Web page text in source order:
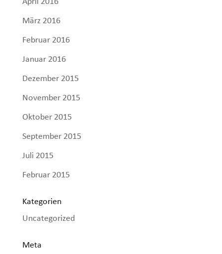
März 2016
Februar 2016
Januar 2016
Dezember 2015
November 2015
Oktober 2015
September 2015
Juli 2015
Februar 2015
Kategorien
Uncategorized
Meta